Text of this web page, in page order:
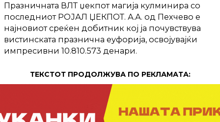
Празничната ВЛТ џекпот магија кулминира со
последниот РОЈАЛ ЏЕКПОТ. А.А. од Пехчево е
најновиот среќен добитник кој ја почувствува
вистинската празнична еуфорија, освојувајќи
импресивни 10.810.573 денари.
ТЕКСТОТ ПРОДОЛЖУВА ПО РЕКЛАМАТА: